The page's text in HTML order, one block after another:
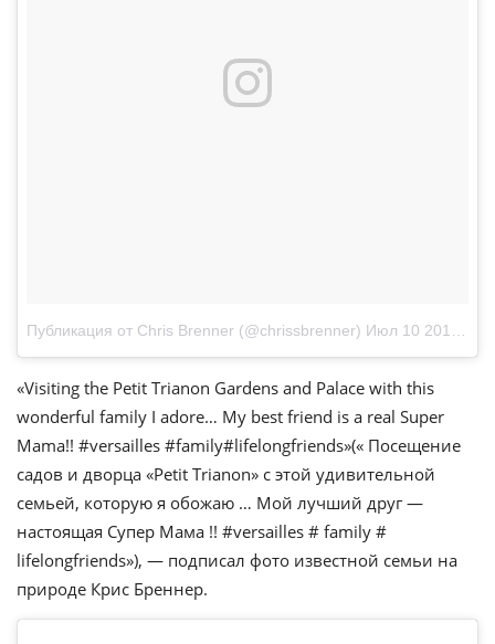
Публикация от Chris Brenner (@chrissbrenner) Июл 10 2017 в 11:34 PDT
«Visiting the Petit Trianon Gardens and Palace with this
wonderful family I adore… My best friend is a real Super
Mama!! #versailles #family#lifelongfriends»(« Посещение
садов и дворца «Petit Trianon» с этой удивительной
семьей, которую я обожаю … Мой лучший друг —
настоящая Супер Мама !! #versailles # family #
lifelongfriends»), — подписал фото известной семьи на
природе Крис Бреннер.